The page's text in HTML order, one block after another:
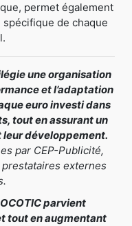
permet également
spécifique de chaque
une organisation
et l’adaptation
euro investi dans
tout en assurant un
développement.
par CEP-Publicité,
prestataires externes
parvient
tout en augmentant